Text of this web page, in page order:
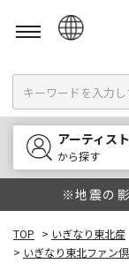
English
한국어
中文
アーティス
から探す
※地震の
TOP > いぎなり東北産
> いぎなり東北ファン